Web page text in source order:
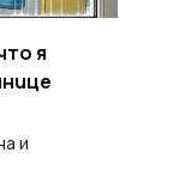
я
и